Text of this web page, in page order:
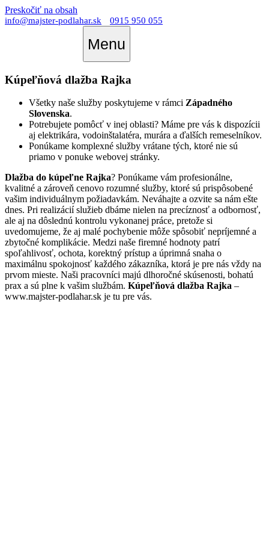
Preskočiť na obsah
info@majster-podlahar.sk 0915 950 055
Menu
Kúpeľňová dlažba Rajka
Všetky naše služby poskytujeme v rámci Západného
Slovenska.
Potrebujete pomôcť v inej oblasti? Máme pre vás k dispozícii
aj elektrikára, vodoinštalatéra, murára a ďalších remeselníkov.
Ponúkame komplexné služby vrátane tých, ktoré nie sú
priamo v ponuke webovej stránky.
Dlažba do kúpeľne Rajka? Ponúkame vám profesionálne,
kvalitné a zároveň cenovo rozumné služby, ktoré sú prispôsobené
vašim individuálnym požiadavkám. Neváhajte a ozvite sa nám ešte
dnes. Pri realizácií služieb dbáme nielen na precíznosť a odbornosť,
ale aj na dôslednú kontrolu vykonanej práce, pretože si
uvedomujeme, že aj malé pochybenie môže spôsobiť nepríjemné a
zbytočné komplikácie. Medzi naše firemné hodnoty patrí
spoľahlivosť, ochota, korektný prístup a úprimná snaha o
maximálnu spokojnosť každého zákazníka, ktorá je pre nás vždy na
prvom mieste. Naši pracovníci majú dlhoročné skúsenosti, bohatú
prax a sú plne k vašim službám. Kúpeľňová dlažba Rajka –
www.majster-podlahar.sk je tu pre vás.